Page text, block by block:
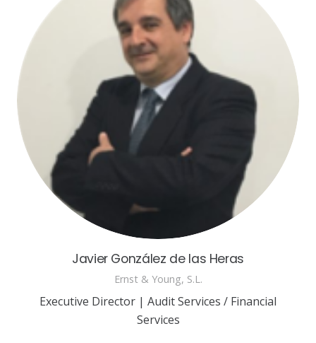
Javier González de las Heras
Ernst & Young, S.L.
Executive Director | Audit Services / Financial
Services